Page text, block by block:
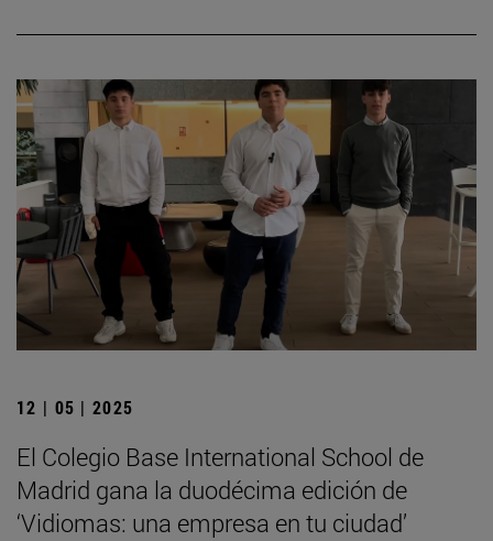
12 | 05 | 2025
El Colegio Base International School de
Madrid gana la duodécima edición de
‘Vidiomas: una empresa en tu ciudad’